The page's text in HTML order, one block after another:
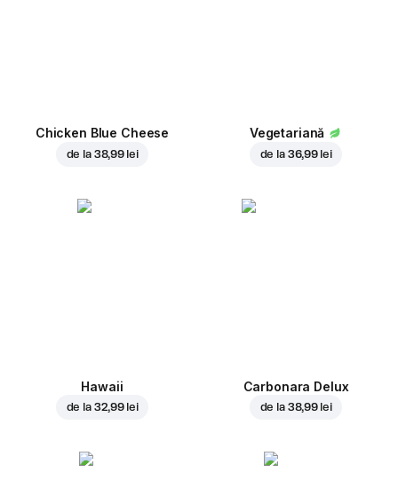
Chicken Blue Cheese
de la 38,99 lei
Vegetariană
de la 36,99 lei
Hawaii
de la 32,99 lei
Carbonara Delux
de la 38,99 lei